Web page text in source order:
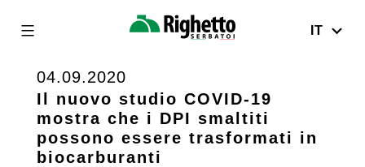
content
Righetto
IT
04.09.2020
Il nuovo studio COVID-19
mostra che i DPI smaltiti
possono essere trasformati in
biocarburanti